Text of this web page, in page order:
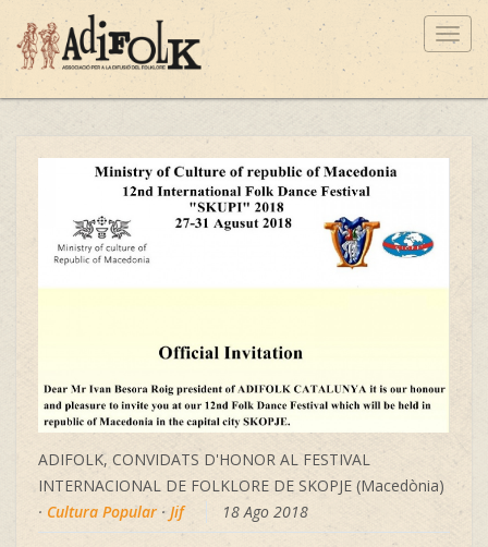
ADIFOLK, CONVIDATS D'HONOR AL FESTIVAL
INTERNACIONAL DE FOLKLORE DE SKOPJE (Macedònia)
· Cultura Popular · Jif 18 Ago 2018